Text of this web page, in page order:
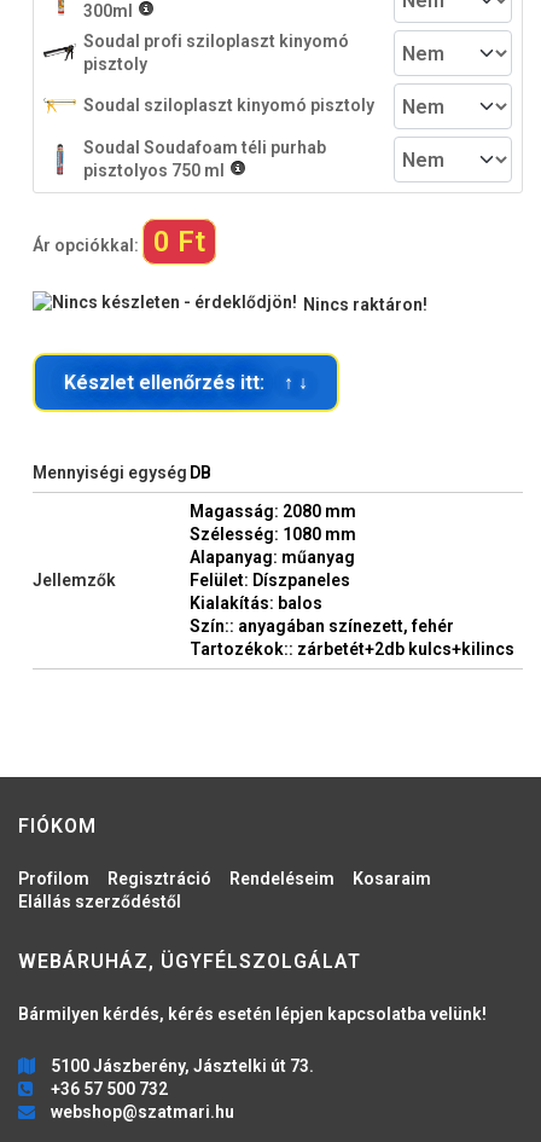
300ml
Soudal profi sziloplaszt kinyomó
pisztoly
Soudal sziloplaszt kinyomó pisztoly
Soudal Soudafoam téli purhab
pisztolyos 750 ml
Ár opciókkal: 0 Ft
Nincs raktáron!
Készlet ellenőrzés itt: ↑ ↓
Mennyiségi egység DB
Jellemzők
Magasság: 2080 mm
Szélesség: 1080 mm
Alapanyag: műanyag
Felület: Díszpaneles
Kialakítás: balos
Szín:: anyagában színezett, fehér
Tartozékok:: zárbetét+2db kulcs+kilincs
FIÓKOM
Profilom Regisztráció Rendeléseim
Kosaraim
Elállás szerződéstől
WEBÁRUHÁZ, ÜGYFÉLSZOLGÁLAT
Bármilyen kérdés, kérés esetén lépjen kapcsolatba velünk!
5100 Jászberény, Jásztelki út 73.
+36 57 500 732
webshop@szatmari.hu